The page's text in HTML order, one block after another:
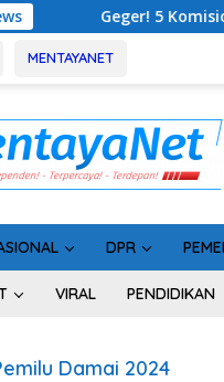
5 Komisioner KPU
MENTAYANET
DPR
VIRAL PENDIDIKAN
Damai 2024